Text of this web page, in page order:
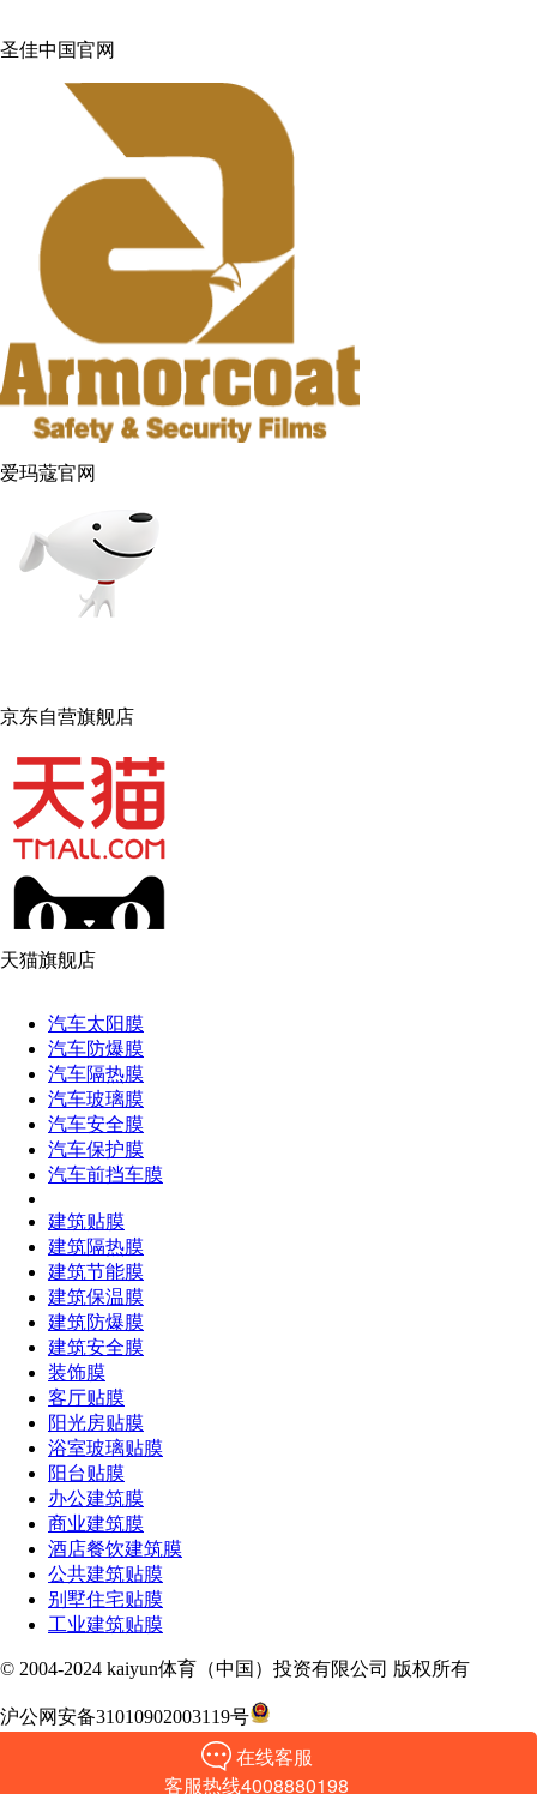
圣佳中国官网
爱玛蔻官网
京东自营旗舰店
天猫旗舰店
Solargard
Footer
汽车太阳膜
汽车防爆膜
汽车隔热膜
汽车玻璃膜
汽车安全膜
汽车保护膜
汽车前挡车膜
建筑贴膜
建筑隔热膜
建筑节能膜
建筑保温膜
建筑防爆膜
建筑安全膜
装饰膜
客厅贴膜
阳光房贴膜
浴室玻璃贴膜
阳台贴膜
办公建筑膜
商业建筑膜
酒店餐饮建筑膜
公共建筑贴膜
别墅住宅贴膜
工业建筑贴膜
© 2004-2024 kaiyun体育（中国）投资有限公司 版权所有
沪公网安备31010902003119号
在线客服
客服热线4008880198